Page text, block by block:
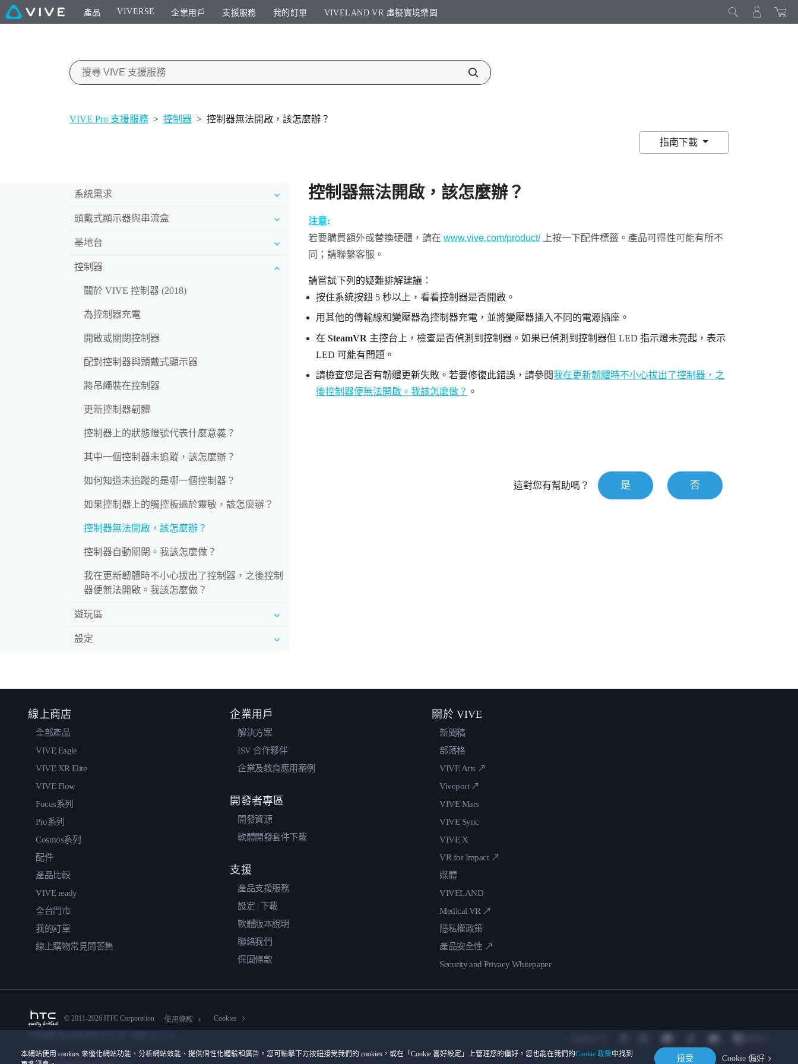
產品 VIVERSE 企業用戶 支援服務 我的訂單 VIVELAND VR 虛擬實境樂園​
VIVE Pro 支援服務 > 控制器 > 控制器無法開啟，該怎麼辦？
指南下載
系統需求
頭戴式顯示器與串流盒
基地台
控制器
關於 VIVE 控制器 (2018)
為控制器充電
開啟或關閉控制器
配對控制器與頭戴式顯示器
將吊繩裝在控制器
更新控制器韌體
控制器上的狀態燈號代表什麼意義？
其中一個控制器未追蹤，該怎麼辦？
如何知道未追蹤的是哪一個控制器？
如果控制器上的觸控板過於靈敏，該怎麼辦？
控制器無法開啟，該怎麼辦？
控制器自動關閉。我該怎麼做？
我在更新韌體時不小心拔出了控制器，之後控制
器便無法開啟。我該怎麼做？
遊玩區
設定
控制器無法開啟，該怎麼辦？
注意:
若要購買額外或替換硬體，請在 www.vive.com/product/上按一下配件標籤。產品可得性可能有所不
同；請聯繫客服。
請嘗試下列的疑難排解建議：
按住系統按鈕 5 秒以上，看看控制器是否開啟。
用其他的傳輸線和變壓器為控制器充電，並將變壓器插入不同的電源插座。
在 SteamVR 主控台上，檢查是否偵測到控制器。如果已偵測到控制器但 LED 指示燈未亮起，表示
LED 可能有問題。
請檢查您是否有韌體更新失敗。若要修復此錯誤，請參閱我在更新韌體時不小心拔出了控制器，之
後控制器便無法開啟。我該怎麼做？ 。
這對您有幫助嗎？ 是 否
本網站使用 cookies 來優化網站功能、分析網站效能、提供個性化體驗和廣告。您可點擊下方按鈕接受我們的 cookies，或在「Cookie 喜好設定」上管理您的偏好。您也能在我們的Cookie 政策中找到
接受 Cookie 偏好
線上商店
全部產品
VIVE Eagle
VIVE XR Elite
VIVE Flow
Focus系列
Pro系列
Cosmos系列
配件
產品比較
VIVE ready
全台門市
我的訂單
線上購物常見問答集
企業用戶
解決方案
ISV 合作夥伴
企業及教育應用案例
開發者專區
開發資源
軟體開發套件下載
支援
產品支援服務
設定 | 下載
軟體版本說明
聯絡我們
保固條款
關於 VIVE
新聞稿
部落格
VIVE Arts ↗
Viveport ↗
VIVE Mars
VIVE Sync
VIVE X
VR for Impact ↗
媒體
VIVELAND
Medical VR ↗
隱私權政策
產品安全性 ↗
Security and Privacy Whitepaper
© 2011-2026 HTC Corporation 使用條款 Cookies